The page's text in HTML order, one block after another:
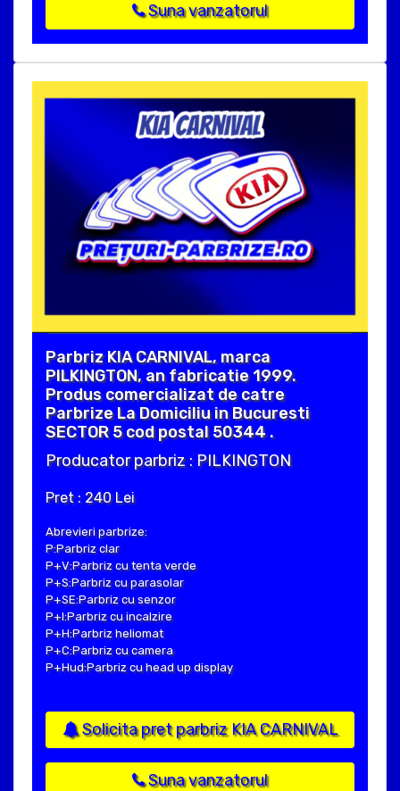
Suna vanzatorul
Parbriz KIA CARNIVAL, marca
PILKINGTON, an fabricatie 1999.
Produs comercializat de catre
Parbrize La Domiciliu in Bucuresti
SECTOR 5 cod postal 50344 .
Producator parbriz : PILKINGTON
Pret : 240 Lei
Abrevieri parbrize:
P:Parbriz clar
P+V:Parbriz cu tenta verde
P+S:Parbriz cu parasolar
P+SE:Parbriz cu senzor
P+I:Parbriz cu incalzire
P+H:Parbriz heliomat
P+C:Parbriz cu camera
P+Hud:Parbriz cu head up display
Solicita pret parbriz KIA CARNIVAL
Suna vanzatorul